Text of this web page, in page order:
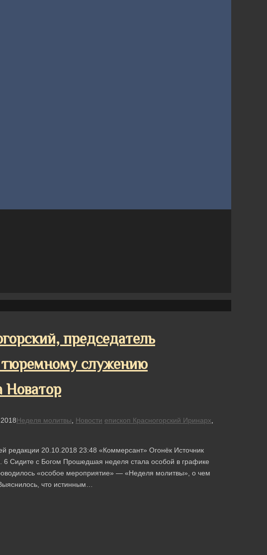
председатель
тюремному служению
Новатор
Неделя молитвы Новости епископ Красногорский Иринарх
редакции 20.10.2018 23:48 «Коммерсант» Огонёк Источник
Сидите с Богом Прошедшая неделя стала особой в графике
«особое мероприятие» — «Неделя молитвы», о чем
что истинным…